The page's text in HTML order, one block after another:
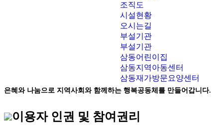
조직도
시설현황
오시는길
부설기관
부설기관
삼동어린이집
삼동지역아동센터
삼동재가방문요양센터
은혜와 나눔으로 지역사회와 함께하는 행복공동체를 만들어갑니다.
이용자 인권 및 참여권리